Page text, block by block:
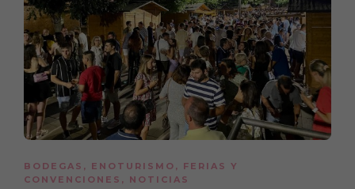
BODEGAS , ENOTURISMO , FERIAS Y
CONVENCIONES , NOTICIAS